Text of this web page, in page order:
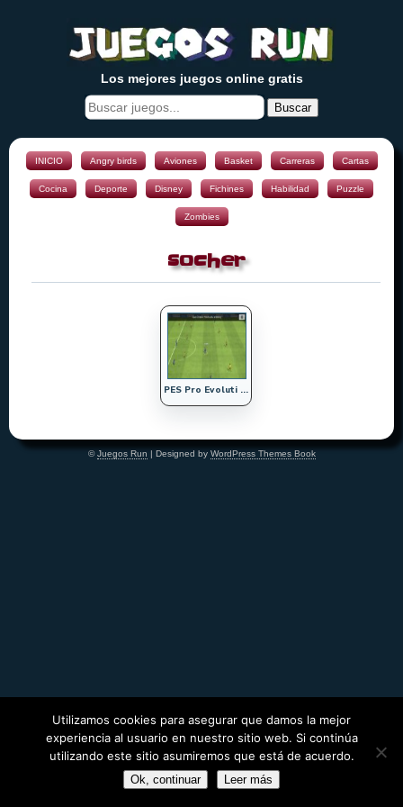
Los mejores juegos online gratis
Buscar
INICIO Angry birds Aviones Basket Carreras Cartas
Cocina Deporte Disney Fichines Habilidad Puzzle
Zombies
socher
PES Pro Evoluti ...
©Juegos Run | Designed by WordPress Themes Book
Utilizamos cookies para asegurar que damos la mejor
experiencia al usuario en nuestro sitio web. Si continúa
utilizando este sitio asumiremos que está de acuerdo.
Ok, continuar Leer más